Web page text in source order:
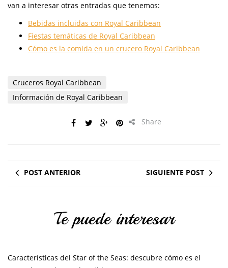
van a interesar otras entradas que tenemos:
Bebidas incluidas con Royal Caribbean
Fiestas temáticas de Royal Caribbean
Cómo es la comida en un crucero Royal Caribbean
Cruceros Royal Caribbean
Información de Royal Caribbean
Share
POST ANTERIOR SIGUIENTE POST
Te puede interesar
Características del Star of the Seas: descubre cómo es el